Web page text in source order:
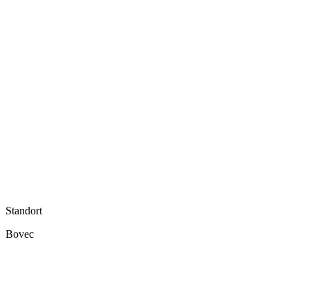
Standort
Bovec